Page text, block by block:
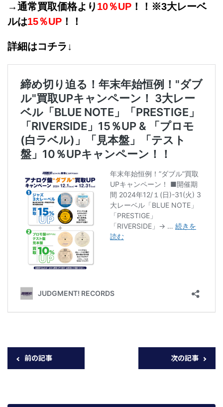
→通常買取価格より 10％UP ！！※3大レーベ
ルは15％UP ！！
詳細はコチラ↓
前の記事 次の記事